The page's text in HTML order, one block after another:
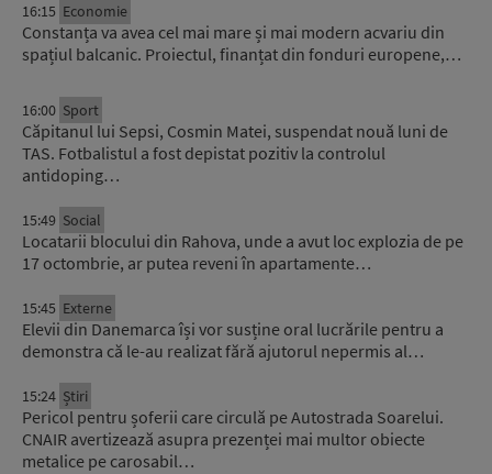
16:15 Economie
Constanța va avea cel mai mare și mai modern acvariu din
spațiul balcanic. Proiectul, finanțat din fonduri europene,…
16:00 Sport
Căpitanul lui Sepsi, Cosmin Matei, suspendat nouă luni de
TAS. Fotbalistul a fost depistat pozitiv la controlul
antidoping…
15:49 Social
Locatarii blocului din Rahova, unde a avut loc explozia de pe
17 octombrie, ar putea reveni în apartamente…
15:45 Externe
Elevii din Danemarca își vor susține oral lucrările pentru a
demonstra că le-au realizat fără ajutorul nepermis al…
15:24 Știri
Pericol pentru șoferii care circulă pe Autostrada Soarelui.
CNAIR avertizează asupra prezenței mai multor obiecte
metalice pe carosabil…